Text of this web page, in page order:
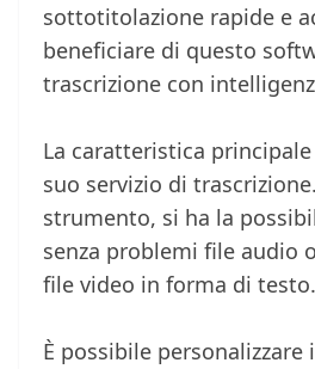
sottotitolazione rapide e
beneficiare di questo
trascrizione con
La caratteristica
suo servizio di
strumento, si ha la
senza problemi file audio
file video in forma di testo.
È possibile personalizzare